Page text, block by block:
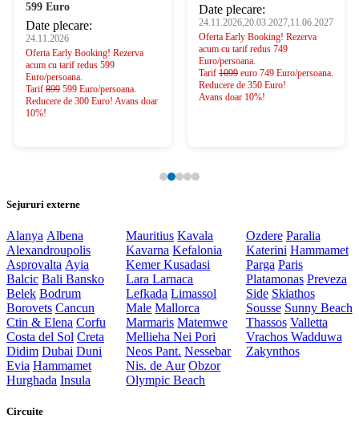
599 Euro
Date plecare:
24.11.2026
Oferta Early Booking! Rezerva
acum cu tarif redus 599
Euro/persoana.
Tarif 899 599 Euro/persoana.
Reducere de 300 Euro! Avans doar
10%!
Date plecare:
24.11.2026,20.03.2027,11.06.2027
Oferta Early Booking! Rezerva
acum cu tarif redus 749
Euro/persoana.
Tarif 1099 euro 749 Euro/persoana.
Reducere de 350 Euro!
Avans doar 10%!
Sejururi externe
Alanya Albena
Alexandroupolis
Asprovalta Ayia
Balcic Bali Bansko
Belek Bodrum
Borovets Cancun
Ctin & Elena Corfu
Costa del Sol Creta
Didim Dubai Duni
Evia Hammamet
Hurghada Insula
Mauritius Kavala
Kavarna Kefalonia
KemerKusadasi
LaraLarnaca
Lefkada Limassol
Male Mallorca
Marmaris Matemwe
MelliehaNei Pori
Neos Pant. Nessebar
Nis. de Aur Obzor
Olympic Beach
Ozdere Paralia
Katerini Hammamet
Parga Paris
Platamonas Preveza
Side Skiathos
Sousse Sunny Beach
Thassos Valletta
Vrachos Wadduwa
Zakynthos
Circuite